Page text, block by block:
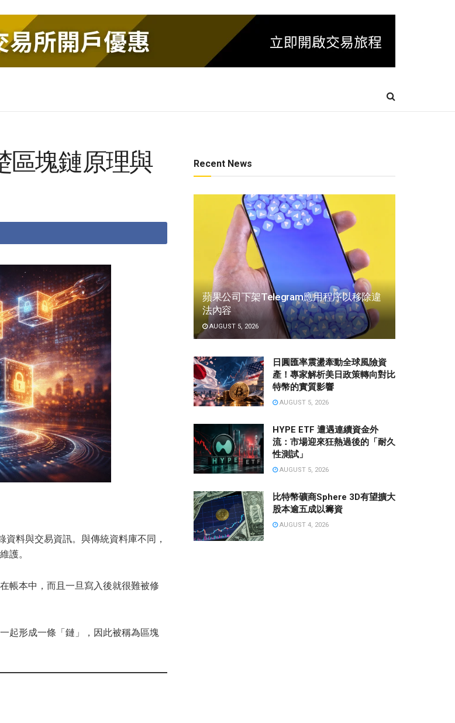
區塊鏈原理與
料與交易資訊。與傳統資料庫不同，
護。
帳本中，而且一旦寫入後就很難被修
起形成一條「鏈」，因此被稱為區塊
Recent News
蘋果公司下架Telegram應用程序以移除違
法內容
AUGUST 5, 2026
日圓匯率震盪牽動全球風險資
產！專家解析美日政策轉向對比
特幣的實質影響
AUGUST 5, 2026
HYPE ETF 遭遇連續資金外
流：市場迎來狂熱過後的「耐久
性測試」
AUGUST 5, 2026
比特幣礦商Sphere 3D有望擴大
股本逾五成以籌資
AUGUST 4, 2026